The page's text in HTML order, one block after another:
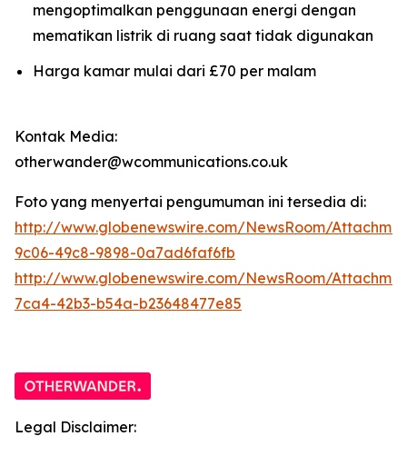
mengoptimalkan penggunaan energi dengan
mematikan listrik di ruang saat tidak digunakan
Harga kamar mulai dari £70 per malam
Kontak Media:
otherwander@wcommunications.co.uk
Foto yang menyertai pengumuman ini tersedia di:
http://www.globenewswire.com/NewsRoom/
9c06-49c8-9898-0a7ad6faf6fb
http://www.globenewswire.com/NewsRoom/
7ca4-42b3-b54a-b23648477e85
Legal Disclaimer: